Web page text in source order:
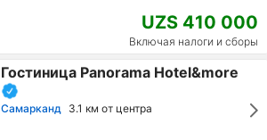
UZS 410 000
Включая налоги и сборы
Гостиница Panorama Hotel&more
Самарканд 3.1 км от центра